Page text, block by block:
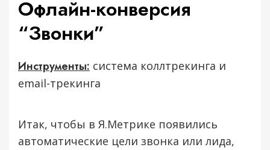
Офлайн-конверсия
“Звонки”
Инструменты: система коллтрекинга и
email-трекинга
Итак, чтобы в Я.Метрике появились
автоматические цели звонка или лида,